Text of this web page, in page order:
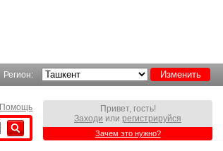
Регион:
Привет, гость!
Заходи или регистрируйся
Зачем это нужно?
Помощь